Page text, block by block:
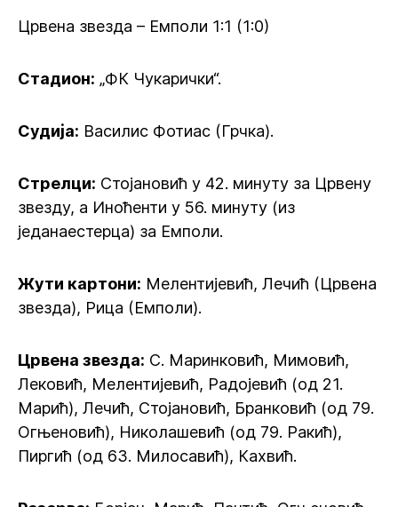
Црвена звезда – Емполи 1:1 (1:0)
Стадион: „ФК Чукарички“.
Судија: Василис Фотиас (Грчка).
Стрелци: Стојановић у 42. минуту за Црвену
звезду, а Иноћенти у 56. минуту (из
једанаестерца) за Емполи.
Жути картони: Мелентијевић, Лечић (Црвена
звезда), Рица (Емполи).
Црвена звезда: С. Маринковић, Мимовић,
Лековић, Мелентијевић, Радојевић (од 21.
Марић), Лечић, Стојановић, Бранковић (од 79.
Огњеновић), Николашевић (од 79. Ракић),
Пиргић (од 63. Милосавић), Кахвић.